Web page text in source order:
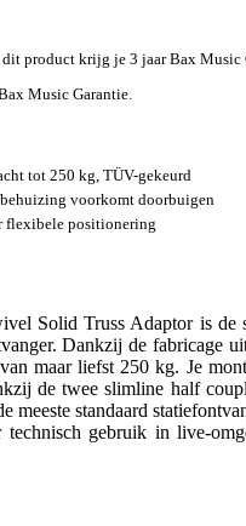
dit product krijg je 3 jaar Bax Music
Music Garantie.
tot 250 kg, TÜV-gekeurd
voorkomt doorbuigen
flexibele positionering
Solid Truss Adaptor is de
Dankzij de fabricage
maar liefst 250 kg. Je
de twee slimline half
meeste standaard
gebruik in live-